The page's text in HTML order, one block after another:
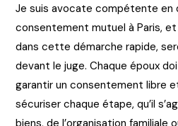
Je suis avocate compétente en
consentement mutuel à Paris,
dans cette démarche rapide,
devant le juge. Chaque époux
garantir un consentement libre
sécuriser chaque étape, qu’il
biens, de l’organisation familiale